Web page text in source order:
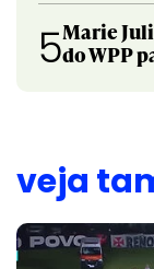
5Marie
do WPP
veja